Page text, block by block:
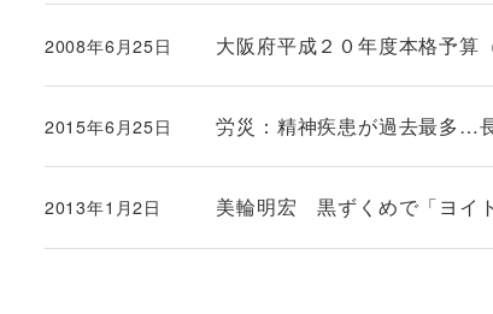
大阪府平成２０年度本格予算
投稿日
2008年6月25日
労災：精神疾患が過去最多…
投稿日
2015年6月25日
美輪明宏 黒ずくめで「ヨイ
投稿日
2013年1月2日